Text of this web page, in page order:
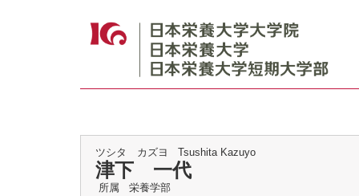
ツシタ カズヨ Tsushita Kazuyo
津下 一代
所属
栄養学部